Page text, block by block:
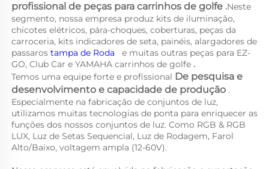
profissional de peças para carrinhos de golfe .Neste
segmento, nossa empresa produz kits de iluminação,
chicotes elétricos, pára-choques, coberturas, peças da
carroceria, kits indicadores de seta, painéis, alargadores de
passaros tampa de Roda e muitas outras peças para EZ-
GO, Club Car e YAMAHA carrinhos de golfe .
Temos uma equipe forte e profissional De pesquisa e
desenvolvimento e capacidade de produção .
Especialmente na fabricação de conjuntos de luz,
utilizamos muitas tecnologias de ponta para enriquecer as
funções dos nossos conjuntos de luz. Como RGB & RGB
LUX, Luz de Setas Sequencial, Luz de Rodagem, Farol
Alto/Baixo, voltagem ampla (12-60V).